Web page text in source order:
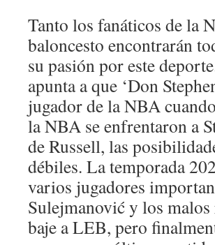
Tanto los fanáticos de la
baloncesto encontrarán
su pasión por este
apunta a que ‘Don
jugador de la NBA
la NBA se enfrentaron a
de Russell, las
débiles. La temporada
varios jugadores
Sulejmanović y los malos
baje a LEB, pero